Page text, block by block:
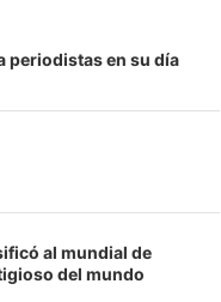
periodistas en su día
al mundial de
del mundo